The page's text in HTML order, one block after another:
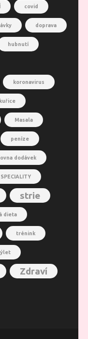
covid
doprava
hubnutí
koronavirus
Masala
peníze
dodávek
strie
dieta
trénink
Zdraví